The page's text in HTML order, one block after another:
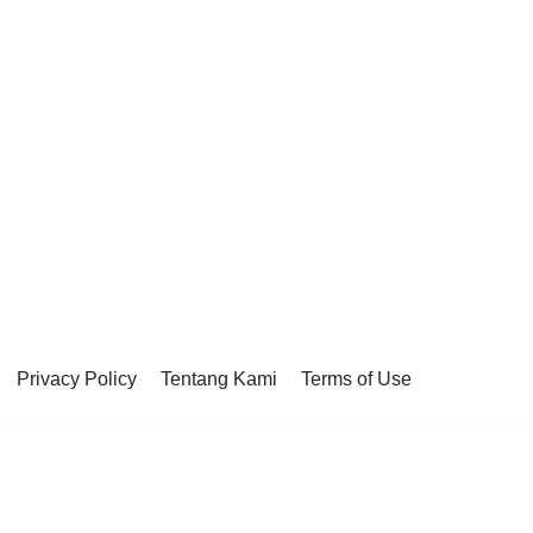
Privacy Policy Tentang Kami Terms of Use